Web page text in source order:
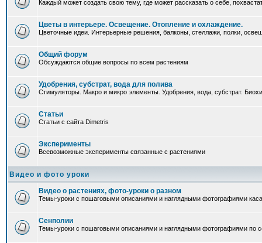
Каждый может создать свою тему, где может рассказать о себе,
Цветы в интерьере. Освещение. Отопление и охлаждение.
Цветочные идеи. Интерьерные решения, балконы, стеллажи, полки,
Общий форум
Обсуждаются общие вопросы по всем растениям
Удобрения, субстрат, вода для полива
Стимуляторы. Макро и микро элементы. Удобрения, вода, субстрат.
Статьи
Статьи с сайта Dimetris
Эксперименты
Всевозможные эксперименты связанные с растениями
Видео и фото уроки
Видео о растениях, фото-уроки о разном
Темы-уроки с пошаговыми описаниями и наглядными фотографиями
Сенполии
Темы-уроки с пошаговыми описаниями и наглядными фотографиями по